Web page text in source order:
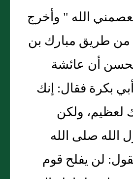
الله " وأخرج
طريق مبارك بن
أن عائشة
بكرة فقال: إنك
لعظيم، ولكن
صلى الله
لن يفلح قوم